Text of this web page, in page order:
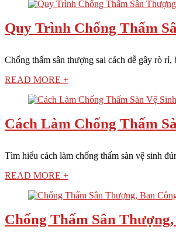
Quy Trình Chống Thấm
Chống thấm sân thượng sai cách dễ gây rò
READ MORE +
Cách Làm Chống Thấm
Tìm hiểu cách làm chống thấm sàn vệ sinh
READ MORE +
Chống Thấm Sân